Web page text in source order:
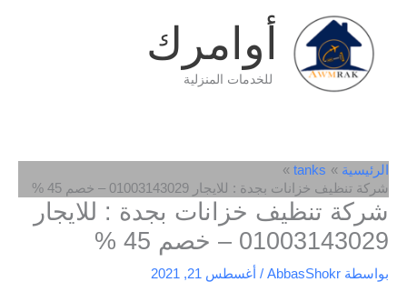
المحتوى
أوامرك
للخدمات المنزلية
الرئيسية
tanks
شركة تنظيف خزانات بجدة : للايجار 01003143029 – خصم 45 %
شركة تنظيف خزانات بجدة : للايجار
01003143029 – خصم 45 %
بواسطة AbbasShokr
/ أغسطس 21, 2021